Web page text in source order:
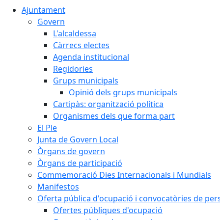
Ajuntament
Govern
L'alcaldessa
Càrrecs electes
Agenda institucional
Regidories
Grups municipals
Opinió dels grups municipals
Cartipàs: organització política
Organismes dels que forma part
El Ple
Junta de Govern Local
Òrgans de govern
Òrgans de participació
Commemoració Dies Internacionals i Mundials
Manifestos
Oferta pública d'ocupació i convocatòries de
Ofertes públiques d'ocupació